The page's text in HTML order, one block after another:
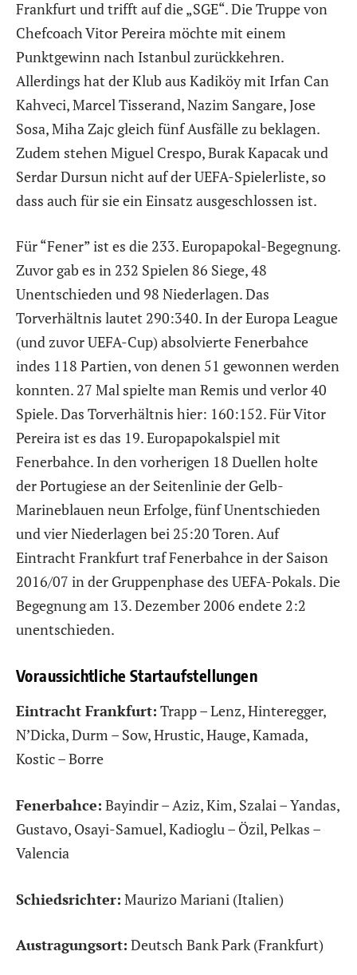
Frankfurt und trifft auf die „SGE“. Die Truppe von
Chefcoach Vitor Pereira möchte mit einem
Punktgewinn nach Istanbul zurückkehren.
Allerdings hat der Klub aus Kadiköy mit Irfan Can
Kahveci, Marcel Tisserand, Nazim Sangare, Jose
Sosa, Miha Zajc gleich fünf Ausfälle zu beklagen.
Zudem stehen Miguel Crespo, Burak Kapacak und
Serdar Dursun nicht auf der UEFA-Spielerliste, so
dass auch für sie ein Einsatz ausgeschlossen ist.
Für “Fener” ist es die 233. Europapokal-Begegnung.
Zuvor gab es in 232 Spielen 86 Siege, 48
Unentschieden und 98 Niederlagen. Das
Torverhältnis lautet 290:340. In der Europa League
(und zuvor UEFA-Cup) absolvierte Fenerbahce
indes 118 Partien, von denen 51 gewonnen werden
konnten. 27 Mal spielte man Remis und verlor 40
Spiele. Das Torverhältnis hier: 160:152. Für Vitor
Pereira ist es das 19. Europapokalspiel mit
Fenerbahce. In den vorherigen 18 Duellen holte
der Portugiese an der Seitenlinie der Gelb-
Marineblauen neun Erfolge, fünf Unentschieden
und vier Niederlagen bei 25:20 Toren. Auf
Eintracht Frankfurt traf Fenerbahce in der Saison
2016/07 in der Gruppenphase des UEFA-Pokals. Die
Begegnung am 13. Dezember 2006 endete 2:2
unentschieden.
Voraussichtliche Startaufstellungen
Eintracht Frankfurt: Trapp – Lenz, Hinteregger,
N’Dicka, Durm – Sow, Hrustic, Hauge, Kamada,
Kostic – Borre
Fenerbahce: Bayindir – Aziz, Kim, Szalai – Yandas,
Gustavo, Osayi-Samuel, Kadioglu – Özil, Pelkas –
Valencia
Schiedsrichter: Maurizo Mariani (Italien)
Austragungsort: Deutsch Bank Park (Frankfurt)